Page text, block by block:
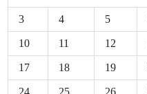
3 4 5
10 11 12
17 18 19
24 25 26